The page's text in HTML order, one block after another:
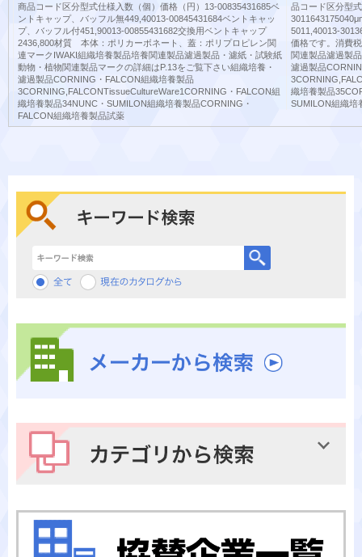
商品コード区分型式仕様入数（個）価格（円）13-00835431685ベ
ントキャップ、バッフル無449,40013-00845431684ベントキャッ
プ、バッフル付451,90013-00855431682交換用ベントキャップ
2436,800材質 本体：ポリカーボネート、蓋：ポリプロピレン関
連マークIWAKI組織培養製品培養関連製品濾過製品・濾紙・試験紙
動物・植物関連製品マークの詳細はP.13をご覧下さい組織培養・
濾過製品CORNING・FALCON組織培養製品
3CORNING,FALCONTissueCultureWare1CORNING・FALCON組
織培養製品34NUNC・SUMILON組織培養製品CORNING・
FALCON組織培養製品試薬
品コード区分型
5011,40013-
価格です。消費
関連製品濾過製
濾過製品
織培養製品
SUMILON組織培
キーワード検索